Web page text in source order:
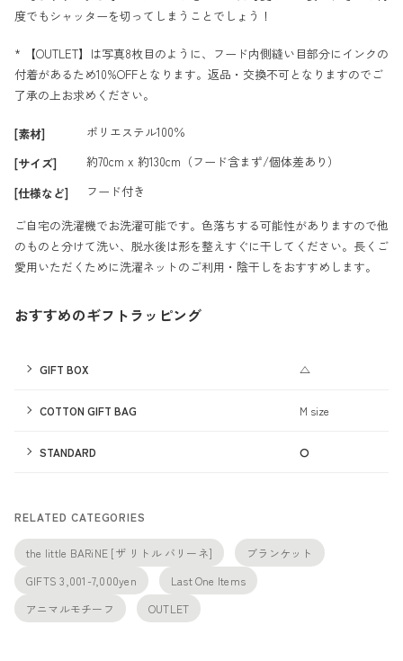
度でもシャッターを切ってしまうことでしょう！
* 【OUTLET】は写真8枚目のように、フード内側縫い目部分にインクの
付着があるため10%OFFとなります。返品・交換不可となりますのでご
了承の上お求めください。
[素材]
ポリエステル100％
[サイズ]
約70cm x 約130cm（フード含まず/個体差あり）
[仕様など]
フード付き
ご自宅の洗濯機でお洗濯可能です。色落ちする可能性がありますので他
のものと分けて洗い、脱水後は形を整えすぐに干してください。長くご
愛用いただくために洗濯ネットのご利用・陰干しをおすすめします。
おすすめのギフトラッピング
GIFT BOX △
COTTON GIFT BAG M size
STANDARD ⭘
RELATED CATEGORIES
the little BARiNE [ザ リトル バリーネ]
ブランケット
GIFTS 3,001-7,000yen
Last One Items
アニマルモチーフ
OUTLET